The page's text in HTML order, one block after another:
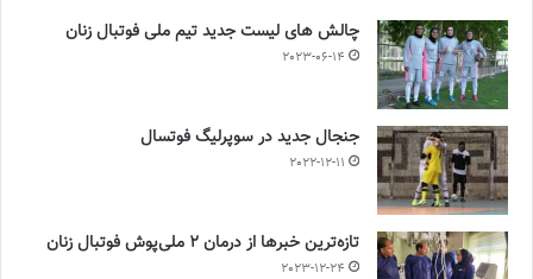
چالش هاى ليست جدید تيم ملى فوتبال زنان
2023-06-14
جنجال جدید در سوپرلیگ فوتسال
2022-12-11
تازه‌ترین خبرها از درمان ۲ ملی‌پوش فوتبال زنان
2023-12-24